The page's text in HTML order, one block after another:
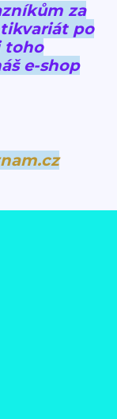
za
po
toho
e-shop